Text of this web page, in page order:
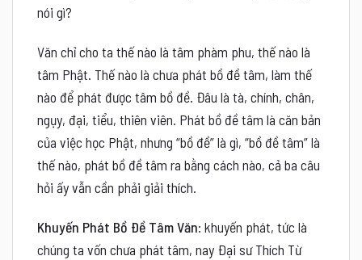
nói gì?
Văn chỉ cho ta thế nào là tâm phàm phu, thế nào là
tâm Phật. Thế nào là chưa phát bồ đề tâm, làm thế
nào để phát được tâm bồ đề. Đâu là tà, chính, chân,
ngụy, đại, tiểu, thiên viên. Phát bồ đề tâm là căn bản
của việc học Phật, nhưng “bồ đề” là gì, “bồ đề tâm” là
thế nào, phát bồ đề tâm ra bằng cách nào, cả ba câu
hỏi ấy vẫn cần phải giải thích.
Khuyến Phát Bồ Ðề Tâm Văn: khuyến phát, tức là
chúng ta vốn chưa phát tâm, nay Ðại sư Thích Từ